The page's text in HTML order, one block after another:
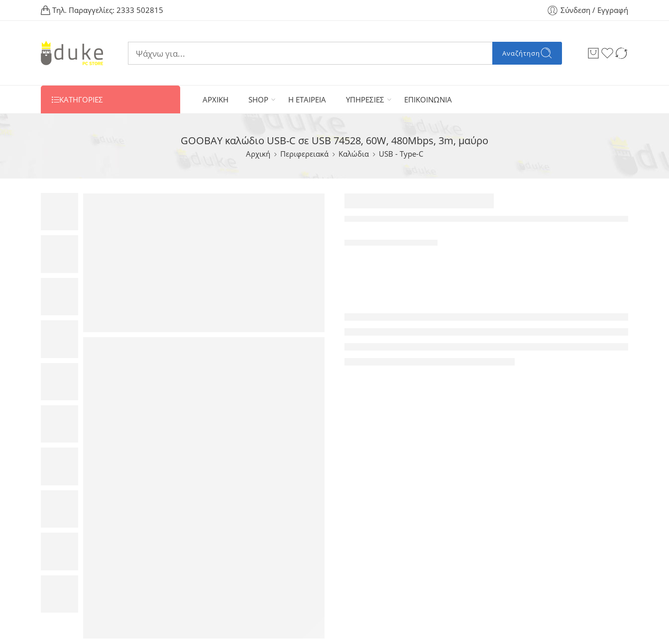
Τηλ. Παραγγελίες: 2333 502815 Σύνδεση / Εγγραφή
Αναζήτηση
ΚΑΤΗΓΟΡΙΕΣ ΑΡΧΙΚΗ SHOP Η ΕΤΑΙΡΕΙΑ ΥΠΗΡΕΣΙΕΣ ΕΠΙΚΟΙΝΩΝΙΑ
GOOBAY καλώδιο USB-C σε USB 74528, 60W, 480Mbps, 3m, μαύρο
Αρχική Περιφερειακά Καλώδια USB - Type-C